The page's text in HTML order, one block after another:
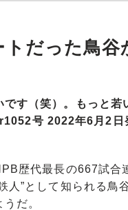
だった鳥谷
す（笑）。もっと若
号 2022年6月2日
歴代最長の667試合
人”として知られる
だ。